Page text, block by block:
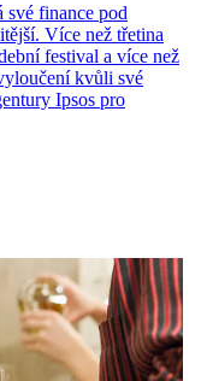
své finance pod
Více než třetina
festival a více než
kvůli své
Ipsos pro